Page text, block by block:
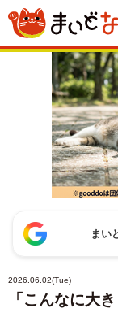
まい
2026.06.02(Tue)
「こんなに大